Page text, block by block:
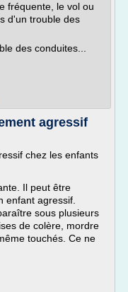
fréquente, le vol ou
d'un trouble des
des conduites...
agressif
chez les enfants
Il peut être
enfant agressif.
sous plusieurs
de colère, mordre
touchés. Ce ne